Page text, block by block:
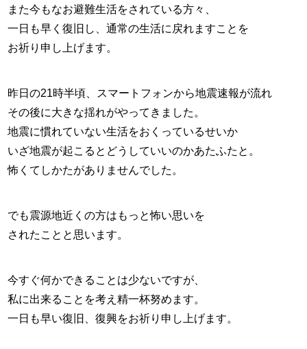
お問い合わせ
また今もなお避難生活をされている方々、
一日も早く復旧し、通常の生活に戻れますことを
お祈り申し上げます。
昨日の21時半頃、スマートフォンから地震速報が流れ
その後に大きな揺れがやってきました。
地震に慣れていない生活をおくっているせいか
いざ地震が起こるとどうしていいのかあたふたと。
怖くてしかたがありませんでした。
でも震源地近くの方はもっと怖い思いを
されたことと思います。
今すぐ何かできることは少ないですが、
私に出来ることを考え精一杯努めます。
一日も早い復旧、復興をお祈り申し上げます。